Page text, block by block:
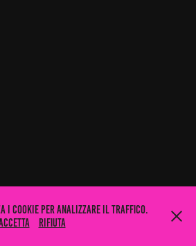
i cookie per analizzare il traffico.
Rifiuta